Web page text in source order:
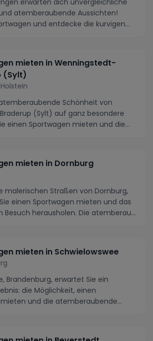
atemberaubende Aussichten!
und entdecke die kurvigen
mieten in Wenningstedt-
(Sylt)
Schönheit von
(Sylt) auf ganz besondere
einen Sportwagen mieten und die
mieten in Dornburg
malerischen Straßen von Dornburg,
einen Sportwagen mieten und das
Besuch herausholen. Die atemberau...
mieten in Schwielowswee
Brandenburg, erwartet Sie ein
die Möglichkeit, einen
und die atemberaubende